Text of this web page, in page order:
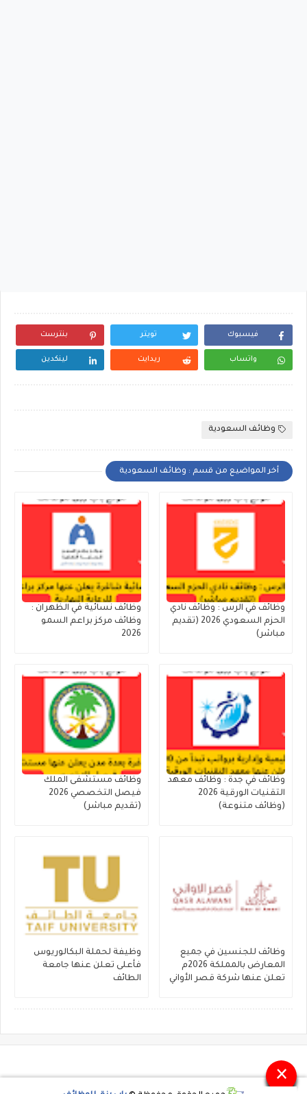
فيسبوك تويتر بنترست
واتساب ريدايت لينكدين
وظائف السعودية
أخر المواضيع من قسم : وظائف السعودية
وظائف في الرس : وظائف نادي
الحزم السعودي 2026 (تقديم
مباشر)
وظائف نسائية في الظهران :
وظائف مركز براعم السمو
2026
وظائف في جدة : وظائف معهد
التقنيات الورقية 2026
(وظائف متنوعة)
وظائف مستشفى الملك
فيصل التخصصي 2026
(تقديم مباشر)
وظائف للجنسين في جميع
المعارض بالمملكة 2026م
تعلن عنها شركة قصر الأواني
وظيفة لحملة البكالوريوس
فأعلى تعلن عنها جامعة
الطائف
×